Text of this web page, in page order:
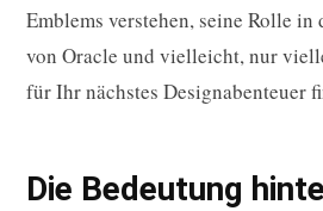
Emblems verstehen, seine Rolle
von Oracle und vielleicht, nur
für Ihr nächstes Designabenteuer
Die Bedeutung